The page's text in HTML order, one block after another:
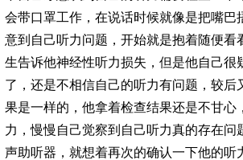
会带口罩工作，在说话时候就像是把嘴
意到自己听力问题，开始就是抱着随便
生告诉他神经性听力损失，但是他自己
了，还是不相信自己的听力有问题，较
果是一样的，他拿着检查结果还是不甘
力，慢慢自己觉察到自己听力真的存在
声助听器，就想着再次的确认一下他的听